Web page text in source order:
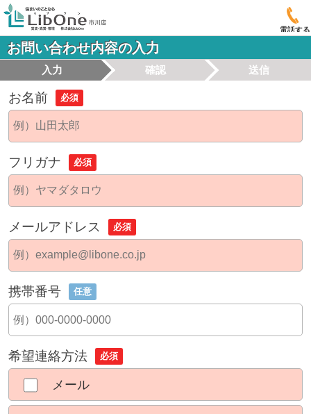
電話する
お問い合わせ内容の入力
入力 確認 送信
お名前 必須
フリガナ 必須
メールアドレス 必須
携帯番号 任意
希望連絡方法 必須
メール